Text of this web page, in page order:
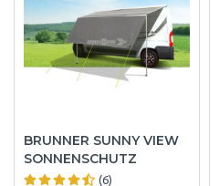
BRUNNER SUNNY VIEW
SONNENSCHUTZ
(6)